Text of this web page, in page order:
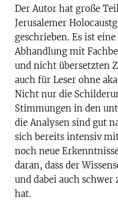
Der Autor hat große
Jerusalemer
geschrieben. Es ist
Abhandlung mit
und nicht übersetzten
auch für Leser ohne
Nicht nur die
Stimmungen in den
die Analysen sind gut
sich bereits intensiv
noch neue
daran, dass der
und dabei auch
hat.